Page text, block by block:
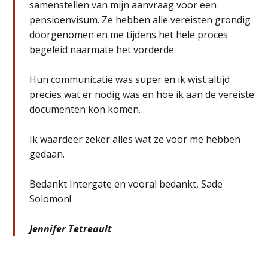
samenstellen van mijn aanvraag voor een
pensioenvisum. Ze hebben alle vereisten grondig
doorgenomen en me tijdens het hele proces
begeleid naarmate het vorderde.
Hun communicatie was super en ik wist altijd
precies wat er nodig was en hoe ik aan de vereiste
documenten kon komen.
Ik waardeer zeker alles wat ze voor me hebben
gedaan.
Bedankt Intergate en vooral bedankt, Sade
Solomon!
Jennifer Tetreault